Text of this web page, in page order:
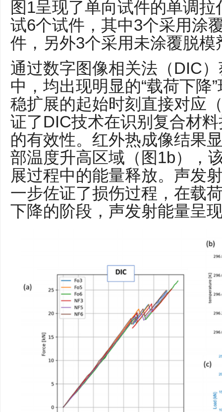
图1呈现了单向试件的单调
试6个试件，其中3个采用涂
件，另外3个采用未涂覆脱
通过数字图像相关法（DIC
中，均出现明显的“载荷下降
稳扩展的起始时刻直接对应
证了DIC技术在识别复合材
的有效性。红外热成像结果
部温度升高区域（图1b），
展过程中的能量释放。声发
一步佐证了损伤过程，在载
下降的阶段，声发射能量呈